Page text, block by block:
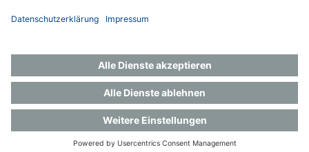
Datenschutz